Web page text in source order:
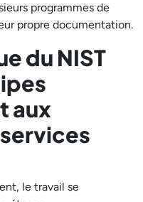
programmes de
propre documentation.
du NIST
aux
le travail se